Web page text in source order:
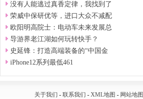
没有人能逃过真香定律，我找到了
荣威中保研优等，进口大众不减配
欧阳明高院士：电动车未来发展总
导游界老江湖如何玩转快手？
史延锋：打造高端装备的“中国金
iPhone12系列最低461
关于我们 - 联系我们 - XML地图 - 网站地图